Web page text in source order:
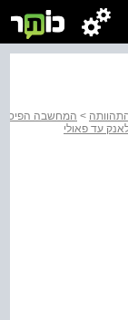
> המחשבה
עד פאולי